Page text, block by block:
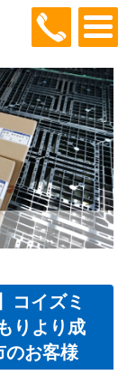
048-
コイズミ
りより成
のお客様